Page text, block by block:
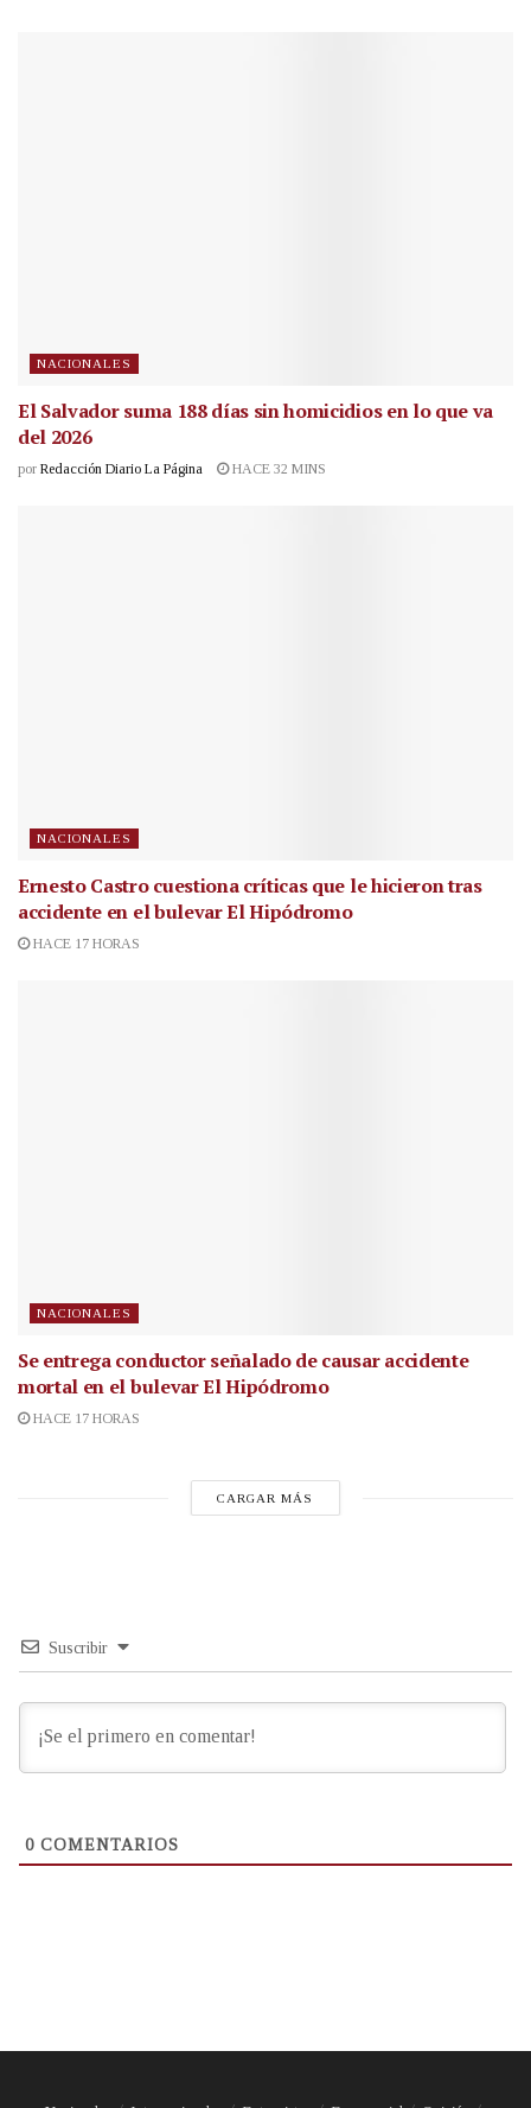
NACIONALES
El Salvador suma 188 días sin homicidios en lo que va
del 2026
por Redacción Diario La Página HACE 32 MINS
NACIONALES
Ernesto Castro cuestiona críticas que le hicieron tras
accidente en el bulevar El Hipódromo
HACE 17 HORAS
NACIONALES
Se entrega conductor señalado de causar accidente
mortal en el bulevar El Hipódromo
HACE 17 HORAS
CARGAR MÁS
Suscribir
0 COMENTARIOS